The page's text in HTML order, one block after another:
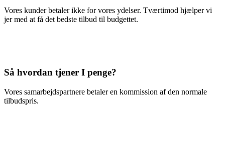
Vores kunder betaler ikke for vores ydelser. Tværtimod hjælper vi
jer med at få det bedste tilbud til budgettet.
Så hvordan tjener I penge?
Vores samarbejdspartnere betaler en kommission af den normale
tilbudspris.